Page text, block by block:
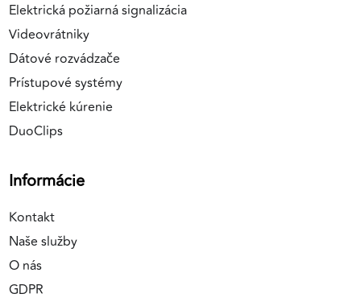
Elektrická požiarná signalizácia
Videovrátniky
Dátové rozvádzače
Prístupové systémy
Elektrické kúrenie
DuoClips
Informácie
Kontakt
Naše služby
O nás
GDPR